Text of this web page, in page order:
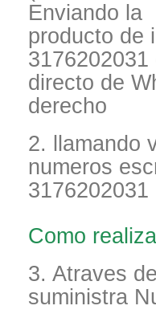
Enviando la
producto de
directo de
derecho
2. llamando
numeros
3176202031
Como
3. Atraves
suministra